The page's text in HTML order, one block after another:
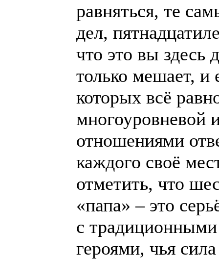
равняться, те
дел,
что это вы здесь
только мешает,
которых всё
многоуровневой
отношениями
каждого своё
отметить, что
«папа» – это
с
героями, чья